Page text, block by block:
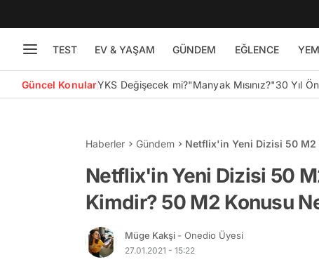
TEST EV & YAŞAM GÜNDEM EĞLENCE
Güncel KonularYKS Değişecek mi?"Manyak Mısınız?"30 Yıl
Haberler Gündem
Netflix'in Yeni Dizisi 50 M2
Netflix'in Yeni Dizisi 50
Kimdir? 50 M2 Konusu
Müge Kakşi - Onedio Üyesi
27.01.2021 - 15:22